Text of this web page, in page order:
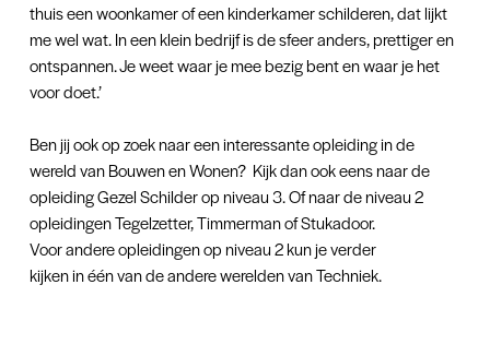
thuis een woonkamer of een kinderkamer schilderen, dat lijkt
me wel wat. In een klein bedrijf is de sfeer anders, prettiger en
ontspannen. Je weet waar je mee bezig bent en waar je het
voor doet.’
Ben jij ook op zoek naar een interessante opleiding in de
wereld van Bouwen en Wonen? Kijk dan ook eens naar de
opleiding Gezel Schilder op niveau 3. Of naar de niveau 2
opleidingen Tegelzetter, Timmerman of Stukadoor.
Voor andere opleidingen op niveau 2 kun je verder
kijken in één van de andere werelden van Techniek.